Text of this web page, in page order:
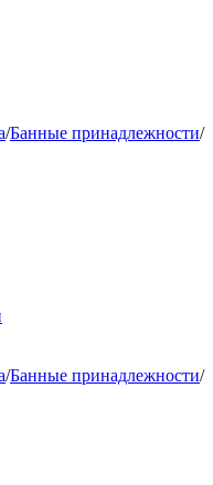
/Банные принадлежности/
/Банные принадлежности/